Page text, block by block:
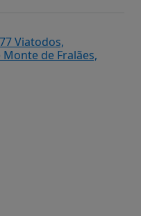
Viatodos,
de Fralães,